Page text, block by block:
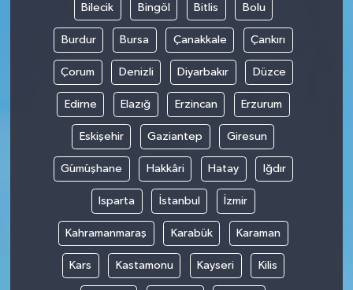
Bilecik Bingöl Bitlis Bolu
Burdur Bursa Çanakkale Çankırı
Çorum Denizli Diyarbakır Düzce
Edirne Elazığ Erzincan Erzurum
Eskişehir Gaziantep Giresun
Gümüşhane Hakkâri Hatay Iğdır
Isparta İstanbul İzmir
Kahramanmaraş Karabük Karaman
Kars Kastamonu Kayseri Kilis